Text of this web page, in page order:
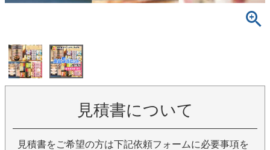
見積書について
見積書をご希望の方は下記依頼フォームに必要事項を